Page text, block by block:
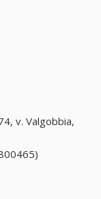
v. Valgobbia,